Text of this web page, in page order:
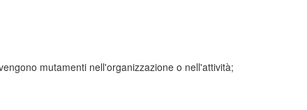
mutamenti nell'organizzazione o nell'attività;